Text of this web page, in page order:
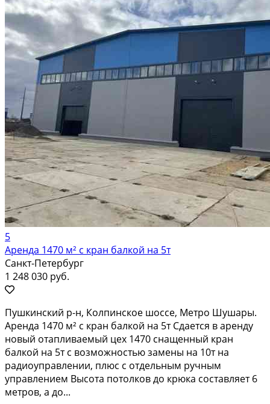
5
Аренда 1470 м² с кран балкой на 5т
Санкт-Петербург
1 248 030 руб.
Пушкинский р-н, Колпинское шоссе, Метро Шушары.
Аренда 1470 м² с кран балкой на 5т Сдается в аренду
новый отапливаемый цех 1470 снащенный кран
балкой на 5т с возможностью замены на 10т на
радиоуправлении, плюс с отдельным ручным
управлением Высота потолков до крюка составляет 6
метров, а до...